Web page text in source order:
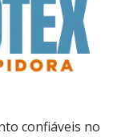
confiáveis ​​no